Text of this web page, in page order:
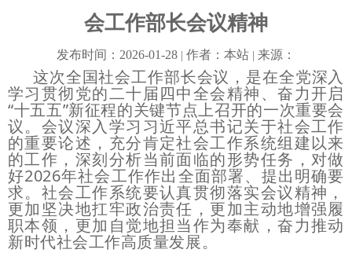
会工作部长会议精神
发布时间：2026-01-28 作者：本站 来源：
这次全国社会工作部长会议，是在全党深入
学习贯彻党的二十届四中全会精神、奋力开启
“十五五”新征程的关键节点上召开的一次重要会
议。会议深入学习习近平总书记关于社会工作
的重要论述，充分肯定社会工作系统组建以来
的工作，深刻分析当前面临的形势任务，对做
好2026年社会工作作出全面部署、提出明确要
求。社会工作系统要认真贯彻落实会议精神，
更加坚决地扛牢政治责任，更加主动地增强履
职本领，更加自觉地担当作为奉献，奋力推动
新时代社会工作高质量发展。